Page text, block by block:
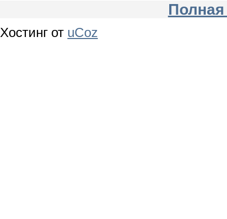
Полная
Хостинг от uCoz